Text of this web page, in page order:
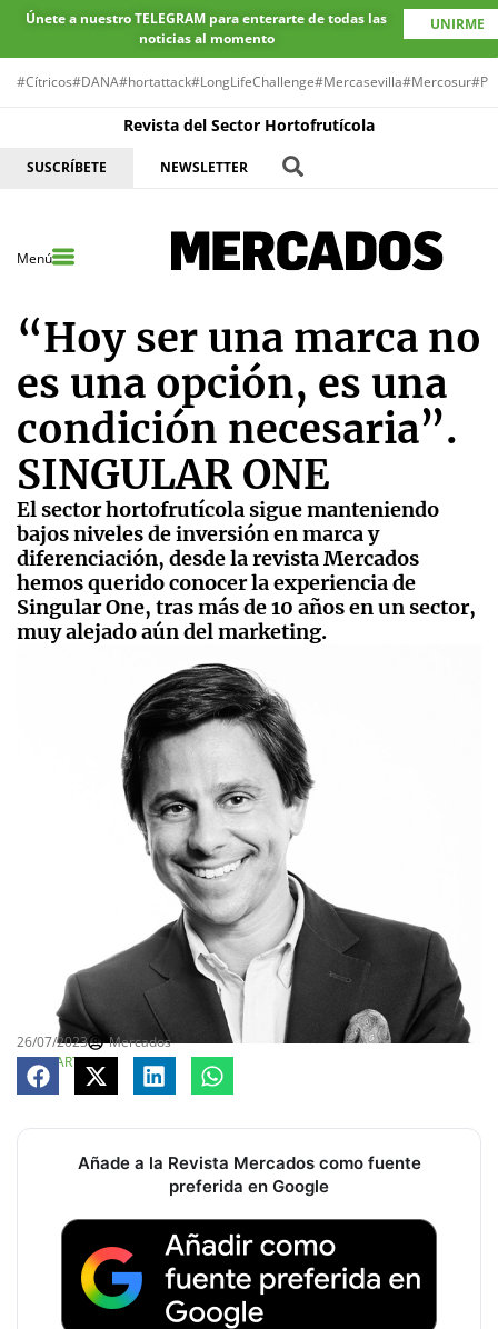
Únete a nuestro TELEGRAM para enterarte de todas las
noticias al momento
UNIRME
#Cítricos#DANA#hortattack#LongLifeChallenge#Mercasevilla#Mercosur
Revista del Sector Hortofrutícola
SUSCRÍBETE NEWSLETTER
Menú
“Hoy ser una marca no
es una opción, es una
condición necesaria”.
SINGULAR ONE
El sector hortofrutícola sigue manteniendo
bajos niveles de inversión en marca y
diferenciación, desde la revista Mercados
hemos querido conocer la experiencia de
Singular One, tras más de 10 años en un sector,
muy alejado aún del marketing.
26/07/2023
Mercados
COMPARTE
Añade a la Revista Mercados como fuente
preferida en Google